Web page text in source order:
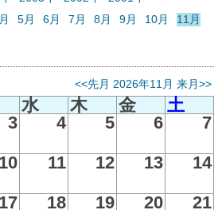
5月 6月 7月 8月 9月 10月
11月
<<先月 2026年11月 来月>>
水 木 金
土
3 4 5 6
7
10 11 12 13
14
17 18 19 20
21